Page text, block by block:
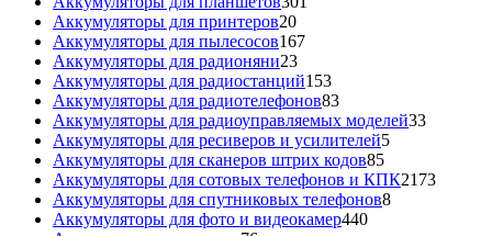
Аккумуляторы для принтеров2020
товаров
Аккумуляторы для пылесосов167167
Аккумуляторы для радионяни2323
товара
Аккумуляторы для радиостанций153153
товара
Аккумуляторы для радиотелефонов8383
товара
Аккумуляторы для радиоуправляемых моделей3333
Аккумуляторы для ресиверов и усилителей55
Аккумуляторы для сканеров штрих кодов8585
товаров
Аккумуляторы для сотовых телефонов и КПК21732173
Аккумуляторы для спутниковых телефонов88
Аккумуляторы для фото и видеокамер440440